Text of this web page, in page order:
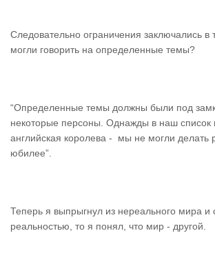
Следовательно ограничения заключались в
могли говорить на определенные темы?
“Определенные темы должны были под
некоторые персоны. Однажды в наш список
английская королева - мы не могли делать
юбилее”.
Теперь я выпрыгнул из нереального мира и
реальностью, то я понял, что мир - другой.